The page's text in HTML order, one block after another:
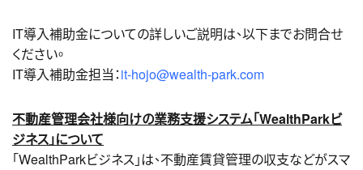
IT導入補助金についての詳しいご説明は、以下までお問合せ
ください。
IT導入補助金担当：it-hojo@wealth-park.com
不動産管理会社様向けの業務支援システム「WealthParkビ
ジネス」について
「WealthParkビジネス」は、不動産賃貸管理の収支などがスマ